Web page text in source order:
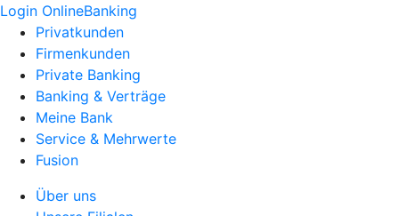
Login OnlineBanking
Privatkunden
Firmenkunden
Private Banking
Banking & Verträge
Meine Bank
Service & Mehrwerte
Fusion
Über uns